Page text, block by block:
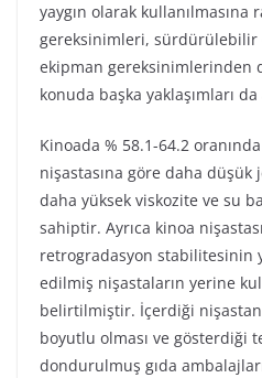
yaygın olarak kullanılmasına
gereksinimleri, sürdürülebilir
ekipman gereksinimlerinden
konuda başka yaklaşımları
Kinoada % 58.1-64.2
nişastasına göre daha
daha yüksek viskozite ve su
sahiptir. Ayrıca kinoa
retrogradasyon stabilitesinin
edilmiş nişastaların yerine
belirtilmiştir. İçerdiği
boyutlu olması ve gösterdiği
dondurulmuş gıda